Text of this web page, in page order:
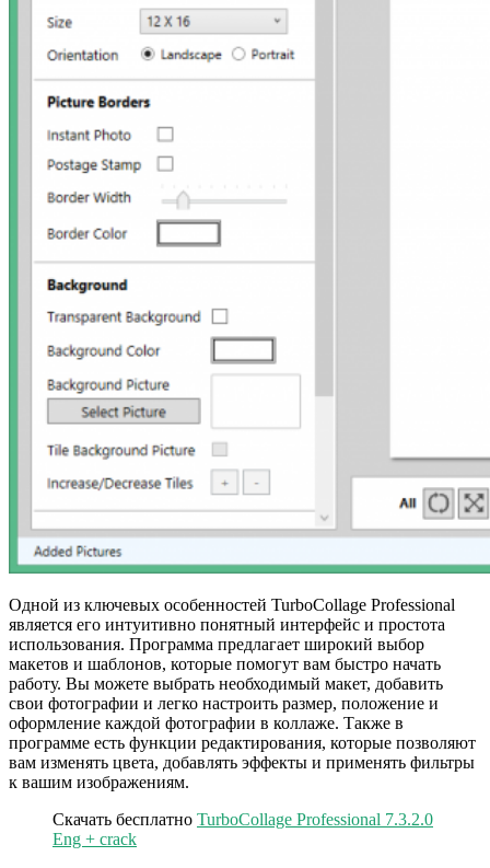
Одной из ключевых особенностей TurboCollage Professional
является его интуитивно понятный интерфейс и простота
использования. Программа предлагает широкий выбор
макетов и шаблонов, которые помогут вам быстро начать
работу. Вы можете выбрать необходимый макет, добавить
свои фотографии и легко настроить размер, положение и
оформление каждой фотографии в коллаже. Также в
программе есть функции редактирования, которые позволяют
вам изменять цвета, добавлять эффекты и применять фильтры
к вашим изображениям.
Скачать бесплатно TurboCollage Professional 7.3.2.0
Eng + crack